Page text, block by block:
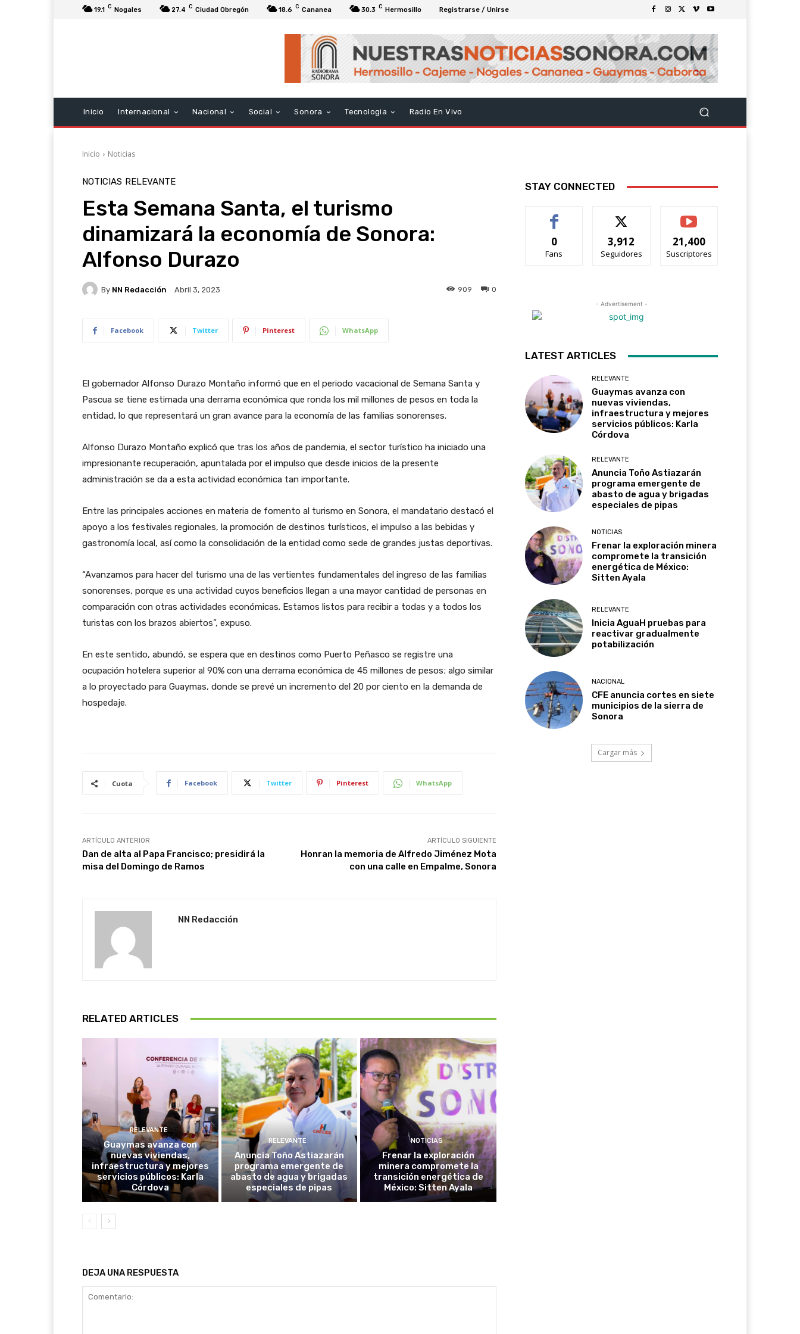
19.1 C Nogales 27.4 C Ciudad Obregón 18.6 C Cananea 30.3 C Hermosillo Registrarse / Unirse
Inicio Internacional Nacional Social Sonora Tecnologia Radio En Vivo
Inicio Noticias
NOTICIAS RELEVANTE
Esta Semana Santa, el turismo
dinamizará la economía de Sonora:
Alfonso Durazo
By NN Redacción Abril 3, 2023 0
909
Facebook Twitter Pinterest WhatsApp
El gobernador Alfonso Durazo Montaño informó que en el periodo vacacional de Semana Santa y
Pascua se tiene estimada una derrama económica que ronda los mil millones de pesos en toda la
entidad, lo que representará un gran avance para la economía de las familias sonorenses.
Alfonso Durazo Montaño explicó que tras los años de pandemia, el sector turístico ha iniciado una
impresionante recuperación, apuntalada por el impulso que desde inicios de la presente
administración se da a esta actividad económica tan importante.
Entre las principales acciones en materia de fomento al turismo en Sonora, el mandatario destacó el
apoyo a los festivales regionales, la promoción de destinos turísticos, el impulso a las bebidas y
gastronomía local, así como la consolidación de la entidad como sede de grandes justas deportivas.
“Avanzamos para hacer del turismo una de las vertientes fundamentales del ingreso de las familias
sonorenses, porque es una actividad cuyos beneficios llegan a una mayor cantidad de personas en
comparación con otras actividades económicas. Estamos listos para recibir a todas y a todos los
turistas con los brazos abiertos”, expuso.
En este sentido, abundó, se espera que en destinos como Puerto Peñasco se registre una
ocupación hotelera superior al 90% con una derrama económica de 45 millones de pesos; algo similar
a lo proyectado para Guaymas, donde se prevé un incremento del 20 por ciento en la demanda de
hospedaje.
Cuota Facebook Twitter Pinterest WhatsApp
ARTÍCULO ANTERIOR
Dan de alta al Papa Francisco; presidirá la
misa del Domingo de Ramos
ARTÍCULO SIGUIENTE
Honran la memoria de Alfredo Jiménez Mota
con una calle en Empalme, Sonora
NN Redacción
RELATED ARTICLES
RELEVANTE
Guaymas avanza con
nuevas viviendas,
infraestructura y mejores
servicios públicos: Karla
Córdova
RELEVANTE
Anuncia Toño Astiazarán
programa emergente de
abasto de agua y brigadas
especiales de pipas
NOTICIAS
Frenar la exploración
minera compromete la
transición energética de
México: Sitten Ayala
DEJA UNA RESPUESTA
STAY CONNECTED
0
Fans
3,912
Seguidores
21,400
Suscriptores
- Advertisement -
LATEST ARTICLES
RELEVANTE
Guaymas avanza con
nuevas viviendas,
infraestructura y mejores
servicios públicos: Karla
Córdova
RELEVANTE
Anuncia Toño Astiazarán
programa emergente de
abasto de agua y brigadas
especiales de pipas
NOTICIAS
Frenar la exploración minera
compromete la transición
energética de México:
Sitten Ayala
RELEVANTE
Inicia AguaH pruebas para
reactivar gradualmente
potabilización
NACIONAL
CFE anuncia cortes en siete
municipios de la sierra de
Sonora
Cargar más